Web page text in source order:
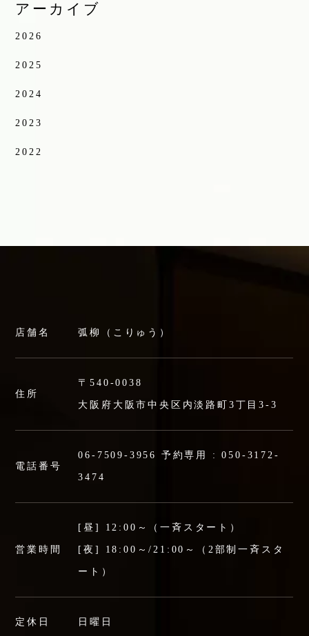
アーカイブ
2026
2025
2024
2023
2022
店舗名 弧柳（こりゅう）
住所
〒540-0038
大阪府大阪市中央区内淡路町3丁目3-3
電話番号
06-7509-3956 予約専用 :050-3172-
3474
営業時間
[昼] 12:00～（一斉スタート）
[夜] 18:00～/21:00～（2部制一斉スタ
ート）
定休日 日曜日